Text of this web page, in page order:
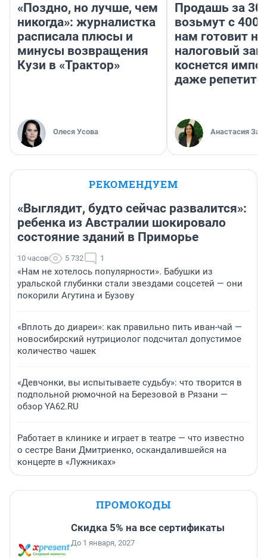
«Поздно, но лучше, чем
никогда»: журналистка
расписала плюсы и
минусы возвращения
Кузи в «Трактор»
Олеся Усова
Продашь за
возьмут с
нам готовит
налоговый
коснется
даже
Анастасия
РЕКОМЕНДУЕМ
«Выглядит, будто сейчас развалится»:
ребенка из Австралии шокировало
состояние зданий в Приморье
10 часов 5 732 1
«Нам не хотелось популярности». Бабушки из
уральской глубинки стали звездами соцсетей — они
покорили Агутина и Бузову
«Вплоть до диареи»: как правильно пить иван-чай —
новосибирский нутрициолог подсчитал допустимое
количество чашек
«Девчонки, вы испытываете судьбу»: что творится в
подпольной рюмочной на Березовой в Рязани —
обзор YA62.RU
Работает в клинике и играет в театре — что известно
о сестре Вани Дмитриенко, оскандалившейся на
концерте в «Лужниках»
ПРОМОКОДЫ
Скидка 5% на все сертификаты
До 1 января, 2027